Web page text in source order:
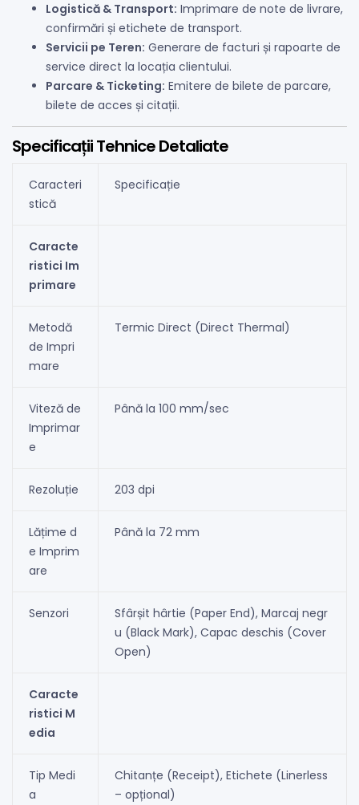
Logistică & Transport: Imprimare de note de livrare,
confirmări și etichete de transport.
Servicii pe Teren: Generare de facturi și rapoarte de
service direct la locația clientului.
Parcare & Ticketing: Emitere de bilete de parcare,
bilete de acces și citații.
Specificații Tehnice Detaliate
Caracteri
stică
Specificație
Caracte
ristici Im
primare
Metodă
de Impri
mare
Termic Direct (Direct Thermal)
Viteză de
Imprimar
e
Până la 100 mm/sec
Rezoluție 203 dpi
Lățime d
e Imprim
are
Până la 72 mm
Senzori
Sfârșit hârtie (Paper End), Marcaj negr
u (Black Mark), Capac deschis (Cover
Open)
Caracte
ristici M
edia
Tip Medi
a
Chitanțe (Receipt), Etichete (Linerless
– opțional)